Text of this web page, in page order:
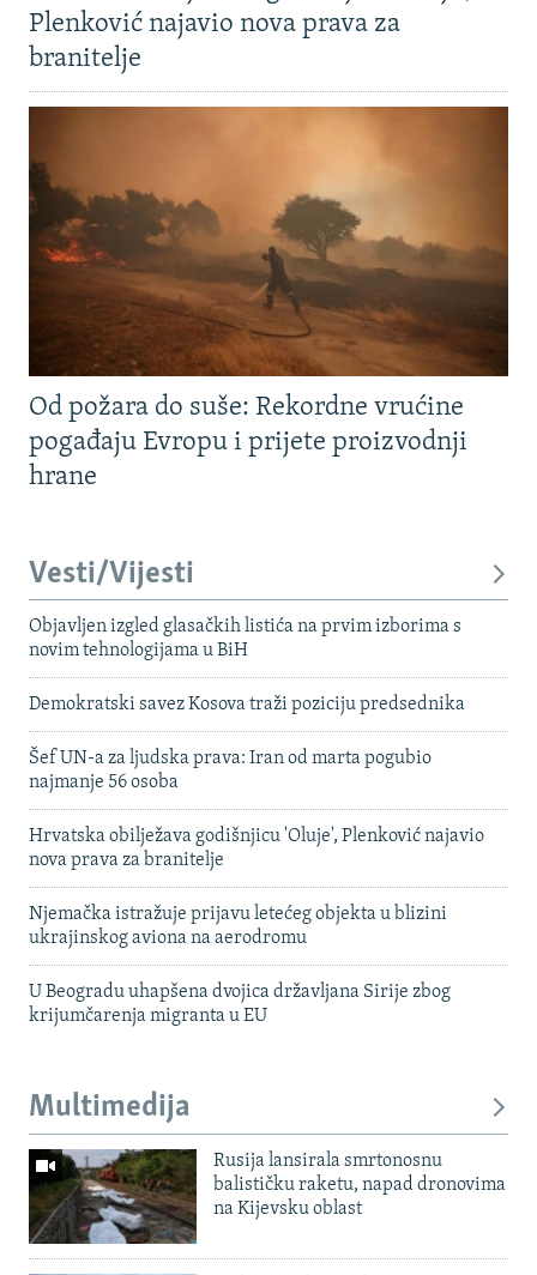
Plenković najavio nova prava za
branitelje
Od požara do suše: Rekordne vrućine
pogađaju Evropu i prijete proizvodnji
hrane
Vesti/Vijesti
Objavljen izgled glasačkih listića na prvim izborima s
novim tehnologijama u BiH
Demokratski savez Kosova traži poziciju predsednika
Šef UN-a za ljudska prava: Iran od marta pogubio
najmanje 56 osoba
Hrvatska obilježava godišnjicu 'Oluje', Plenković najavio
nova prava za branitelje
Njemačka istražuje prijavu letećeg objekta u blizini
ukrajinskog aviona na aerodromu
U Beogradu uhapšena dvojica državljana Sirije zbog
krijumčarenja migranta u EU
Multimedija
Rusija lansirala smrtonosnu
balističku raketu, napad dronovima
na Kijevsku oblast